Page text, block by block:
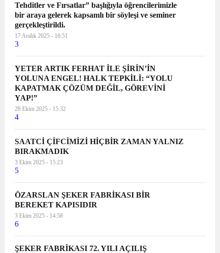
Tehditler ve Fırsatlar” başlığıyla öğrencilerimizle
bir araya gelerek kapsamlı bir söyleşi ve seminer
gerçekleştirildi.
17 Aralık 2025 - 16:51
3
YETER ARTIK FERHAT İLE ŞİRİN’İN
YOLUNA ENGEL! HALK TEPKİLİ: “YOLU
KAPATMAK ÇÖZÜM DEĞİL, GÖREVİNİ
YAP!”
28 Ekim 2025 - 15:32
4
SAATCİ ÇİFCİMİZİ HİÇBİR ZAMAN YALNIZ
BIRAKMADIK
3 Ekim 2025 - 15:23
5
ÖZARSLAN ŞEKER FABRİKASI BİR
BEREKET KAPISIDIR
3 Ekim 2025 - 14:58
6
ŞEKER FABRİKASI 72. YILI AÇILIŞ